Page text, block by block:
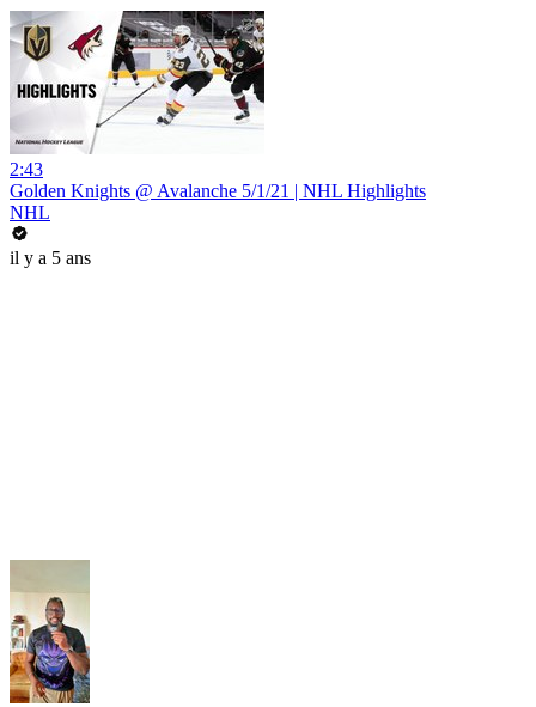
2:43
Golden Knights @ Avalanche 5/1/21 | NHL Highlights
NHL
il y a 5 ans